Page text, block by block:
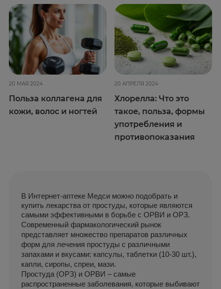
20 МАЯ 2024
Польза коллагена для
кожи, волос и ногтей
20 АПРЕЛЯ 2024
Хлорелла: Что это
такое, польза, формы
употребления и
противопоказания
В Интернет-аптеке Медси можно подобрать и
купить лекарства от простуды, которые являются
самыми эффективными в борьбе с ОРВИ и ОРЗ.
Современный фармакологический рынок
представляет множество препаратов различных
форм для лечения простуды с различными
запахами и вкусами: капсулы, таблетки (10-30 шт.),
капли, сиропы, спреи, мази.
Простуда (ОРЗ) и ОРВИ – самые
распространенные заболевания, которые выбивают